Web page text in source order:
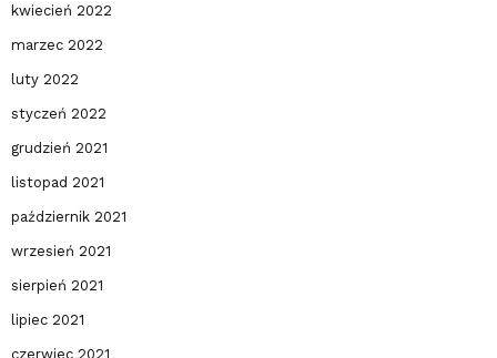
kwiecień 2022
marzec 2022
luty 2022
styczeń 2022
grudzień 2021
listopad 2021
październik 2021
wrzesień 2021
sierpień 2021
lipiec 2021
czerwiec 2021